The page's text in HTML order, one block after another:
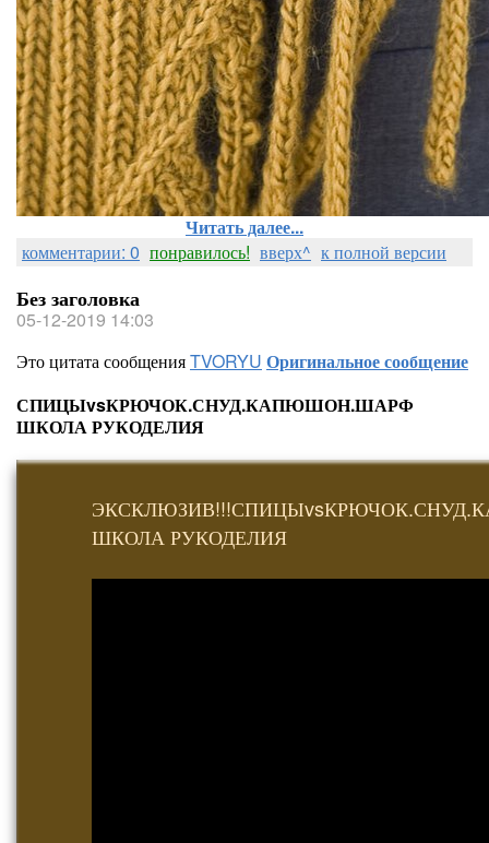
Читать далее...
комментарии: 0 понравилось! вверх^ к полной версии
Без заголовка
05-12-2019 14:03
Это цитата сообщенияTVORYU Оригинальное сообщение
СПИЦЫvsКРЮЧОК.СНУД.КАПЮШОН.ШАРФ
ШКОЛА РУКОДЕЛИЯ
ШКОЛА РУКОДЕЛИЯ